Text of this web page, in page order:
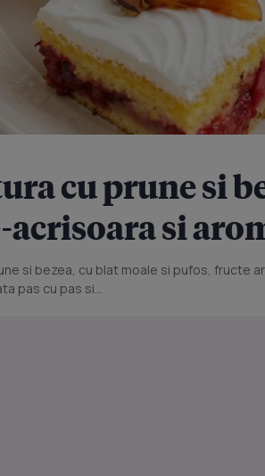
cu prune si
acrisoara si
si bezea, cu blat moale si pufos, fructe
pas cu pas si...